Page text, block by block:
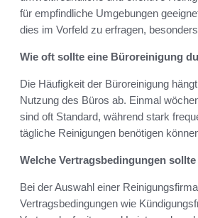
für empfindliche Umgebungen
dies im Vorfeld zu erfragen,
Wie oft sollte eine Büroreinigung
Die Häufigkeit der Büroreinigung
Nutzung des Büros ab. Einmal
sind oft Standard, während stark
tägliche Reinigungen benötigen
Welche Vertragsbedingungen
Bei der Auswahl einer
Vertragsbedingungen wie